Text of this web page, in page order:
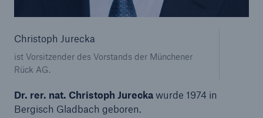
Christoph Jurecka
ist Vorsitzender des Vorstands der Münchener
Rück AG.
Dr. rer. nat. Christoph Jureckawurde 1974 in
Bergisch Gladbach geboren.
Marine Trend Radar 2025